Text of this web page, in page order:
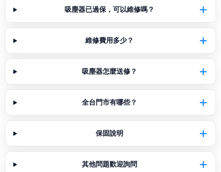
吸塵器已過保，可以維修嗎？
維修費用多少？
吸塵器怎麼送修？
全台門市有哪些？
保固說明
其他問題歡迎詢問